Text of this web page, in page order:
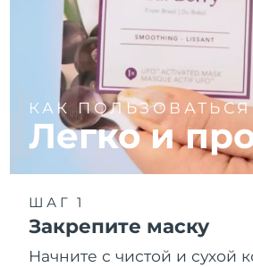
КАК ПОЛЬЗОВАТЬСЯ
Легко и
ШАГ 1
Закрепите маску
Начните с чистой и сухой